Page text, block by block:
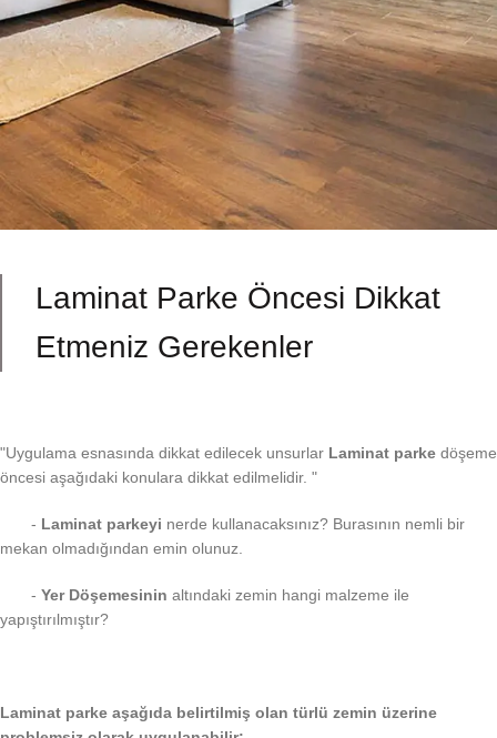
Laminat Parke Öncesi Dikkat
Etmeniz Gerekenler
"Uygulama esnasında dikkat edilecek unsurlar Laminat parke döşeme
öncesi aşağıdaki konulara dikkat edilmelidir. "
- Laminat parkeyi nerde kullanacaksınız? Burasının nemli bir
mekan olmadığından emin olunuz.
- Yer Döşemesinin altındaki zemin hangi malzeme ile
yapıştırılmıştır?
Laminat parke aşağıda belirtilmiş olan türlü zemin üzerine